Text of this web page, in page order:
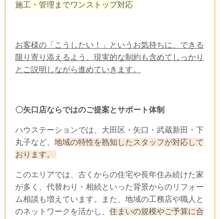
施工・管理までワンストップ対応
お客様の「こうしたい！」というお気持ちに、できる
限り寄り添えるよう、現実的な制約も含めてしっかり
とご説明しながら進めていきます。
〇矢口店ならではのご提案とサポート体制
ハウステーションでは、大田区・矢口・武蔵新田・下
丸子など、 地域の特性を熟知したスタッフが対応して
おります。
このエリアでは、古くからの住宅や長年住み続けた家
が多く、代替わり・相続といった背景からのリフォー
ム相談も増えています。また、地域の工務店や職人と
のネットワークを活かし、 住まいの規模やご予算に合